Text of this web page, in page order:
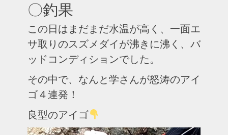
〇釣果
この日はまだまだ水温が高く、一面エ
サ取りのスズメダイが沸きに沸く、バ
ッドコンディションでした。
その中で、なんと学さんが怒涛のアイ
ゴ４連発！
良型のアイゴ